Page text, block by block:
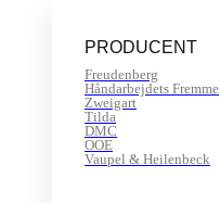
Tille's
gratis
antal
PRODUCENT
Freudenberg
Håndarbejdets Fremme
Zweigart
Tilda
DMC
OOE
Vaupel & Heilenbeck